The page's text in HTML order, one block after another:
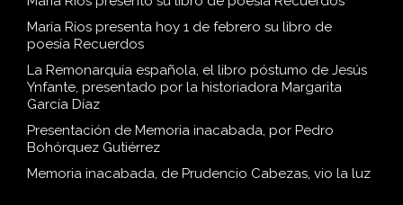
María Ríos presenta hoy 1 de febrero su libro de
poesía Recuerdos
La Remonarquía española, el libro póstumo de Jesús
Ynfante, presentado por la historiadora Margarita
García Díaz
Presentación de Memoria inacabada, por Pedro
Bohórquez Gutiérrez
Memoria inacabada, de Prudencio Cabezas, vio la luz